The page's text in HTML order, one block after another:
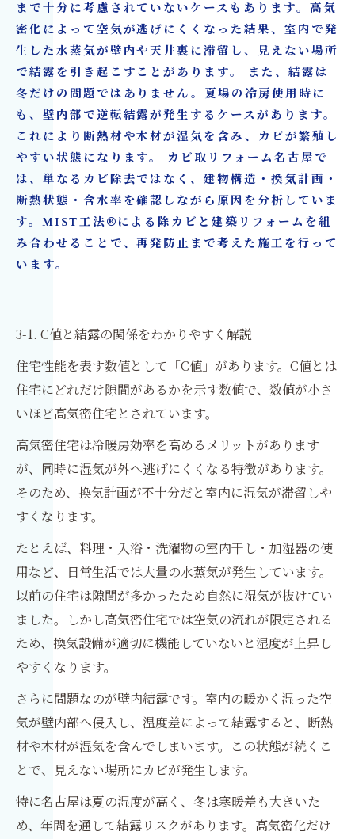
まで十分に考慮されていないケースもあります。高気
密化によって空気が逃げにくくなった結果、室内で発
生した水蒸気が壁内や天井裏に滞留し、見えない場所
で結露を引き起こすことがあります。 また、結露は
冬だけの問題ではありません。夏場の冷房使用時に
も、壁内部で逆転結露が発生するケースがあります。
これにより断熱材や木材が湿気を含み、カビが繁殖し
やすい状態になります。 カビ取リフォーム名古屋で
は、単なるカビ除去ではなく、建物構造・換気計画・
断熱状態・含水率を確認しながら原因を分析していま
す。MIST工法®による除カビと建築リフォームを組
み合わせることで、再発防止まで考えた施工を行って
います。
3-1. C値と結露の関係をわかりやすく解説
住宅性能を表す数値として「C値」があります。C値とは
住宅にどれだけ隙間があるかを示す数値で、数値が小さ
いほど高気密住宅とされています。
高気密住宅は冷暖房効率を高めるメリットがあります
が、同時に湿気が外へ逃げにくくなる特徴があります。
そのため、換気計画が不十分だと室内に湿気が滞留しや
すくなります。
たとえば、料理・入浴・洗濯物の室内干し・加湿器の使
用など、日常生活では大量の水蒸気が発生しています。
以前の住宅は隙間が多かったため自然に湿気が抜けてい
ました。しかし高気密住宅では空気の流れが限定される
ため、換気設備が適切に機能していないと湿度が上昇し
やすくなります。
さらに問題なのが壁内結露です。室内の暖かく湿った空
気が壁内部へ侵入し、温度差によって結露すると、断熱
材や木材が湿気を含んでしまいます。この状態が続くこ
とで、見えない場所にカビが発生します。
特に名古屋は夏の湿度が高く、冬は寒暖差も大きいた
め、年間を通して結露リスクがあります。高気密化だけ